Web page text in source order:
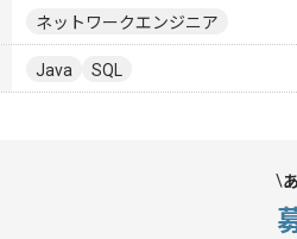
ネットワークエンジニア
Java SQL